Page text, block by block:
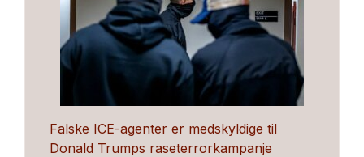
Falske ICE-agenter er medskyldige til
Donald Trumps raseterrorkampanje